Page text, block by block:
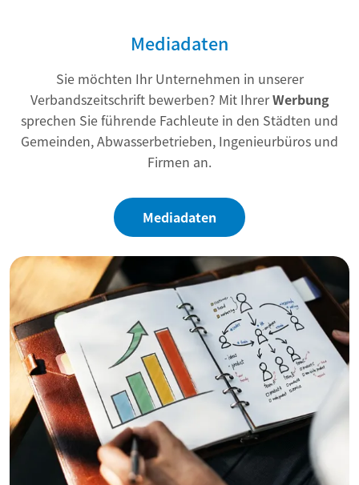
Mediadaten
Sie möchten Ihr Unternehmen in unserer
Verbandszeitschrift bewerben? Mit IhrerWerbung
sprechen Sie führende Fachleute in den Städten und
Gemeinden, Abwasserbetrieben, Ingenieurbüros und
Firmen an.
Mediadaten